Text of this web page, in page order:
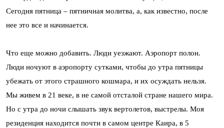
Сегодня пятница – пятничная молитва, а, как известно, после
нее это все и начинается.
Что еще можно добавить. Люди уезжают. Аэропорт полон.
Люди ночуют в аэропорту сутками, чтобы до утра пятницы
убежать от этого страшного кошмара, и их осуждать нельзя.
Мы живем в 21 веке, в не самой отсталой стране нашего мира.
Но с утра до ночи слышать звук вертолетов, выстрелы. Моя
резиденция находится почти в самом центре Каира, в 5